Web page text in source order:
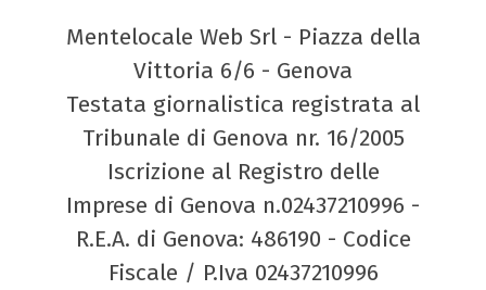
Mentelocale Web Srl - Piazza della
Vittoria 6/6 - Genova
Testata giornalistica registrata al
Tribunale di Genova nr. 16/2005
Iscrizione al Registro delle
Imprese di Genova n.02437210996 -
R.E.A. di Genova: 486190 - Codice
Fiscale / P.Iva 02437210996